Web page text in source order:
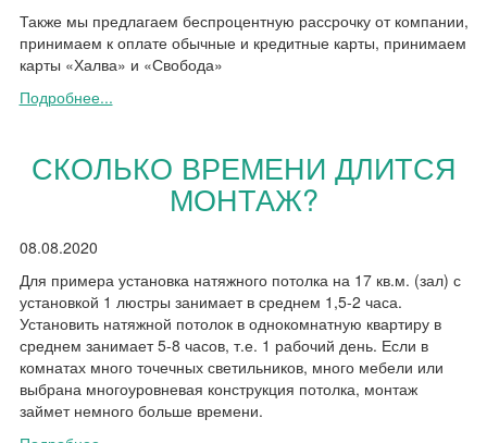
Также мы предлагаем беспроцентную рассрочку от компании,
принимаем к оплате обычные и кредитные карты, принимаем
карты «Халва» и «Свобода»
Подробнее...
СКОЛЬКО ВРЕМЕНИ ДЛИТСЯ
МОНТАЖ?
08.08.2020
Для примера установка натяжного потолка на 17 кв.м. (зал) с
установкой 1 люстры занимает в среднем 1,5-2 часа.
Установить натяжной потолок в однокомнатную квартиру в
среднем занимает 5-8 часов, т.е. 1 рабочий день. Если в
комнатах много точечных светильников, много мебели или
выбрана многоуровневая конструкция потолка, монтаж
займет немного больше времени.